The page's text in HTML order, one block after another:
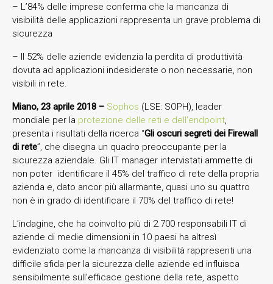
– L’84% delle imprese conferma che la mancanza di
visibilità delle applicazioni rappresenta un grave problema di
sicurezza
– Il 52% delle aziende evidenzia la perdita di produttività
dovuta ad applicazioni indesiderate o non necessarie, non
visibili in rete.
Miano, 23 aprile 2018 – Sophos (LSE: SOPH), leader
mondiale per la protezione delle reti e dell’endpoint,
presenta i risultati della ricerca “Gli oscuri segreti dei Firewall
di rete”, che disegna un quadro preoccupante per la
sicurezza aziendale. Gli IT manager intervistati ammette di
non poter identificare il 45% del traffico di rete della propria
azienda e, dato ancor più allarmante, quasi uno su quattro
non è in grado di identificare il 70% del traffico di rete!
L’indagine, che ha coinvolto più di 2.700 responsabili IT di
aziende di medie dimensioni in 10 paesi ha altresì
evidenziato come la mancanza di visibilità rappresenti una
difficile sfida per la sicurezza delle aziende ed influisca
sensibilmente sull’efficace gestione della rete, aspetto